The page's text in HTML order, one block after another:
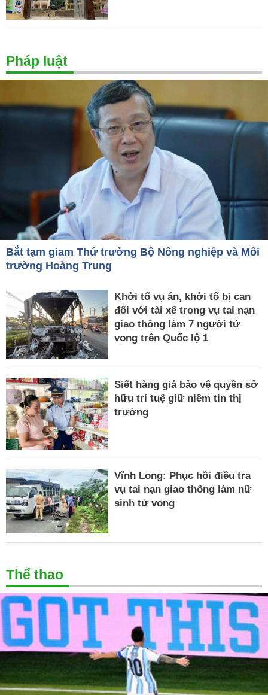
Pháp luật
Bắt tạm giam Thứ trưởng Bộ Nông nghiệp và Môi
trường Hoàng Trung
Khởi tố vụ án, khởi tố bị can
đối với tài xế trong vụ tai nạn
giao thông làm 7 người tử
vong trên Quốc lộ 1
Siết hàng giả bảo vệ quyền sở
hữu trí tuệ giữ niềm tin thị
trường
Vĩnh Long: Phục hồi điều tra
vụ tai nạn giao thông làm nữ
sinh tử vong
Thể thao